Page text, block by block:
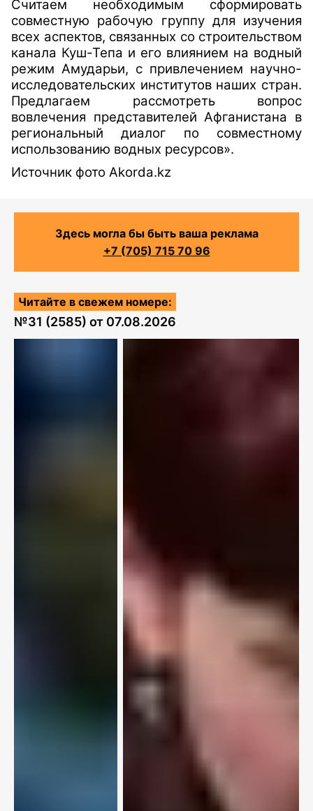
Считаем необходимым сформировать
совместную рабочую группу для изучения
всех аспектов, связанных со строительством
канала Куш-Тепа и его влиянием на водный
режим Амударьи, с привлечением научно-
исследовательских институтов наших стран.
Предлагаем рассмотреть вопрос
вовлечения представителей Афганистана в
региональный диалог по совместному
использованию водных ресурсов».
Источник фото Akorda.kz
Здесь могла бы быть ваша реклама
+7 (705) 715 70 96
Читайте в свежем номере:
№31 (2585) от 07.08.2026